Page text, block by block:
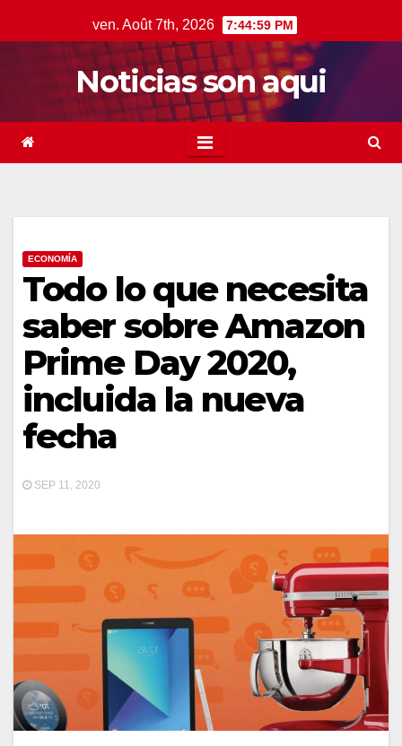
to
ven. Août 7th, 2026 7:45:00 PM
Noticias son aqui
ECONOMÍA
Todo lo que necesita
saber sobre Amazon
Prime Day 2020,
incluida la nueva
fecha
SEP 11, 2020